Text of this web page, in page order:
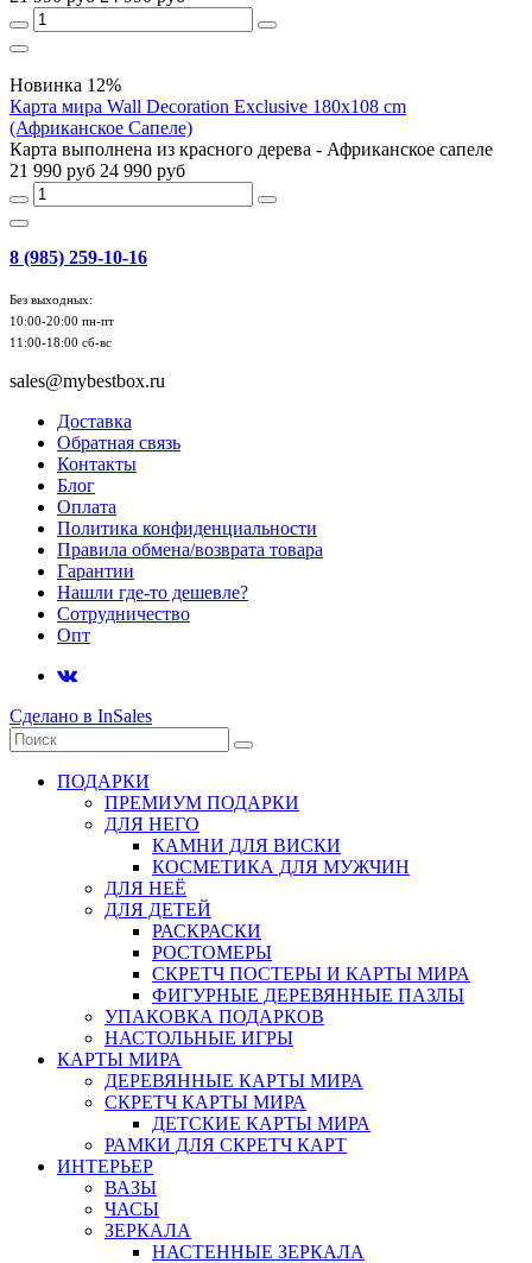
Новинка 12%
Карта мира Wall Decoration Exclusive 180х108 cm
(Африканское Сапеле)
Карта выполнена из красного дерева - Африканское сапеле
21 990 руб 24 990 руб
8 (985) 259-10-16
Без выходных:
10:00-20:00 пн-пт
11:00-18:00 сб-вс
sales@mybestbox.ru
Доставка
Обратная связь
Контакты
Блог
Оплата
Политика конфиденциальности
Правила обмена/возврата товара
Гарантии
Нашли где-то дешевле?
Сотрудничество
Опт
Сделано в InSales
ПОДАРКИ
ПРЕМИУМ ПОДАРКИ
ДЛЯ НЕГО
КАМНИ ДЛЯ ВИСКИ
КОСМЕТИКА ДЛЯ МУЖЧИН
ДЛЯ НЕЁ
ДЛЯ ДЕТЕЙ
РАСКРАСКИ
РОСТОМЕРЫ
СКРЕТЧ ПОСТЕРЫ И КАРТЫ МИРА
ФИГУРНЫЕ ДЕРЕВЯННЫЕ ПАЗЛЫ
УПАКОВКА ПОДАРКОВ
НАСТОЛЬНЫЕ ИГРЫ
КАРТЫ МИРА
ДЕРЕВЯННЫЕ КАРТЫ МИРА
СКРЕТЧ КАРТЫ МИРА
ДЕТСКИЕ КАРТЫ МИРА
РАМКИ ДЛЯ СКРЕТЧ КАРТ
ИНТЕРЬЕР
ВАЗЫ
ЧАСЫ
ЗЕРКАЛА
НАСТЕННЫЕ ЗЕРКАЛА